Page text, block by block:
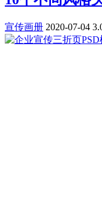
宣传画册 2020-07-04